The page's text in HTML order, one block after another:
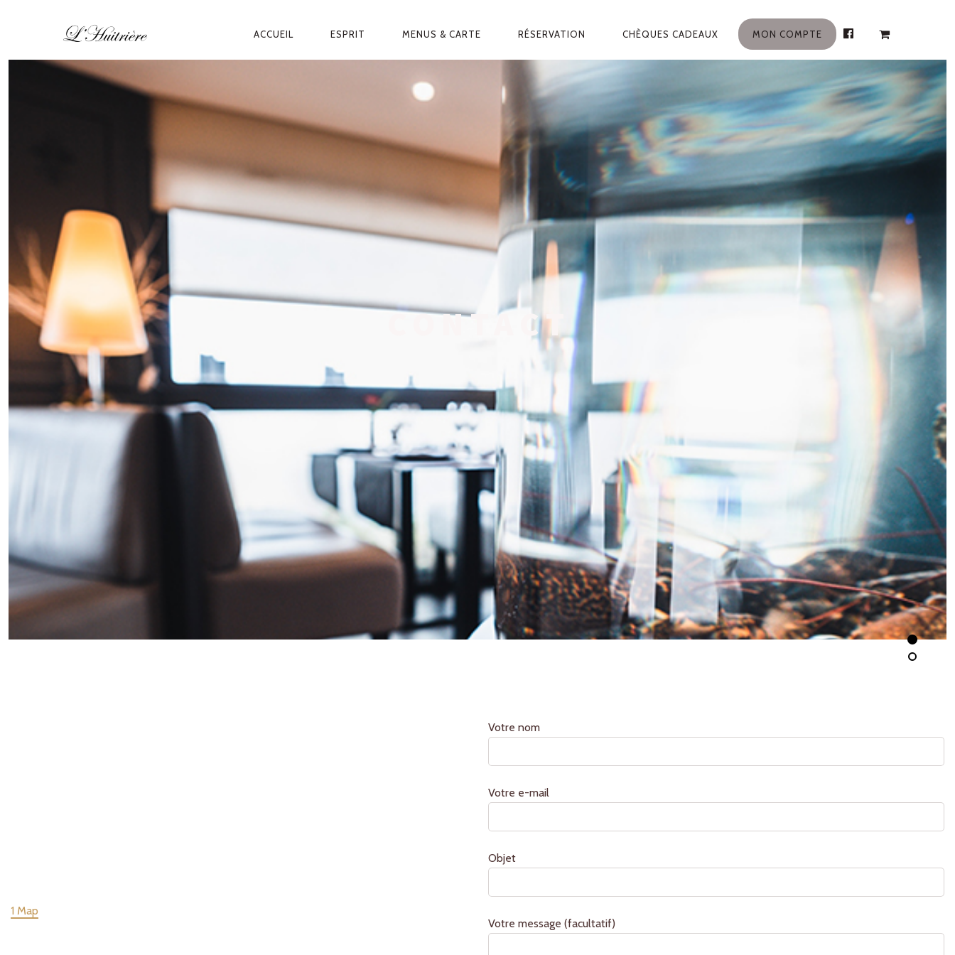
NAVIGATION
ACCUEIL ESPRIT MENUS & CARTE RÉSERVATION CHÈQUES CADEAUX MON COMPTE
CONTACT
1 Map
Votre nom
Votre e-mail
Objet
Votre message (facultatif)